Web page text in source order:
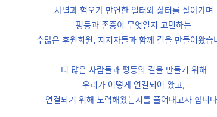
차별과 혐오가 만연한 일터와 삶터를 살아가며
평등과 존중이 무엇일지 고민하는
수많은 후원회원, 지지자들과 함께 길을 만들어왔습
더 많은 사람들과 평등의 길을 만들기 위해
우리가 어떻게 연결되어 왔고,
연결되기 위해 노력해왔는지를 풀어내고자 합니